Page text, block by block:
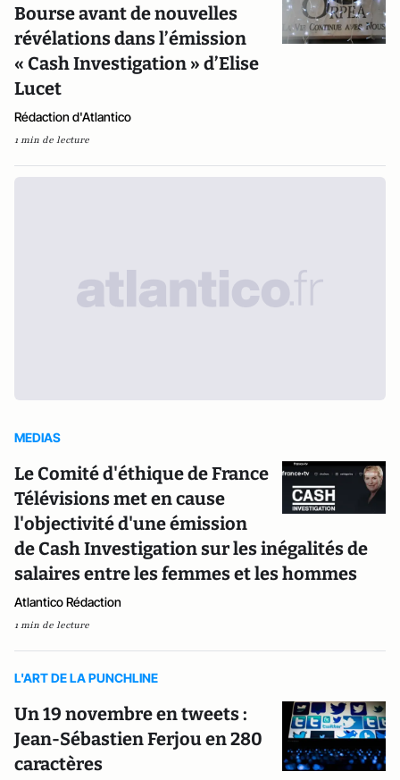
Bourse avant de nouvelles
révélations dans l’émission
« Cash Investigation » d’Elise
Lucet
Rédaction d'Atlantico
1 min de lecture
MEDIAS
Le Comité d'éthique de France
Télévisions met en cause
l'objectivité d'une émission
de Cash Investigation sur les inégalités de
salaires entre les femmes et les hommes
Atlantico Rédaction
1 min de lecture
L'ART DE LA PUNCHLINE
Un 19 novembre en tweets :
Jean-Sébastien Ferjou en 280
caractères